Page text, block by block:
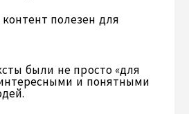
полезен для
были не просто «для
и понятными